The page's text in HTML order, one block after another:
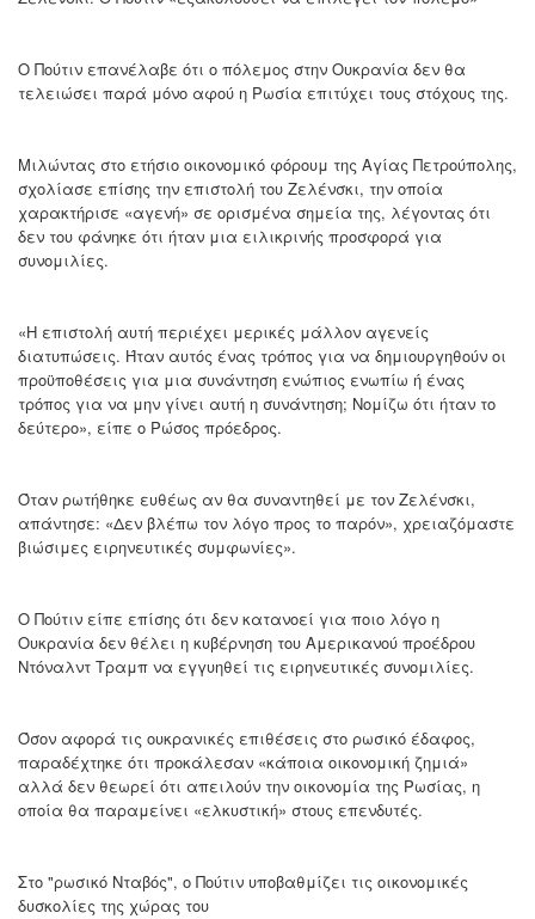
Ο Πούτιν επανέλαβε ότι ο πόλεμος στην Ουκρανία δεν θα
τελειώσει παρά μόνο αφού η Ρωσία επιτύχει τους στόχους της.
Μιλώντας στο ετήσιο οικονομικό φόρουμ της Αγίας Πετρούπολης,
σχολίασε επίσης την επιστολή του Ζελένσκι, την οποία
χαρακτήρισε «αγενή» σε ορισμένα σημεία της, λέγοντας ότι
δεν του φάνηκε ότι ήταν μια ειλικρινής προσφορά για
συνομιλίες.
«Η επιστολή αυτή περιέχει μερικές μάλλον αγενείς
διατυπώσεις. Ήταν αυτός ένας τρόπος για να δημιουργηθούν οι
προϋποθέσεις για μια συνάντηση ενώπιος ενωπίω ή ένας
τρόπος για να μην γίνει αυτή η συνάντηση; Νομίζω ότι ήταν το
δεύτερο», είπε ο Ρώσος πρόεδρος.
Όταν ρωτήθηκε ευθέως αν θα συναντηθεί με τον Ζελένσκι,
απάντησε: «Δεν βλέπω τον λόγο προς το παρόν», χρειαζόμαστε
βιώσιμες ειρηνευτικές συμφωνίες».
Ο Πούτιν είπε επίσης ότι δεν κατανοεί για ποιο λόγο η
Ουκρανία δεν θέλει η κυβέρνηση του Αμερικανού προέδρου
Ντόναλντ Τραμπ να εγγυηθεί τις ειρηνευτικές συνομιλίες.
Όσον αφορά τις ουκρανικές επιθέσεις στο ρωσικό έδαφος,
παραδέχτηκε ότι προκάλεσαν «κάποια οικονομική ζημιά»
αλλά δεν θεωρεί ότι απειλούν την οικονομία της Ρωσίας, η
οποία θα παραμείνει «ελκυστική» στους επενδυτές.
Στο "ρωσικό Νταβός", ο Πούτιν υποβαθμίζει τις οικονομικές
δυσκολίες της χώρας του